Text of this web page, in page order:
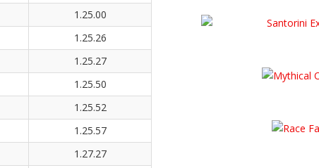
1.25.00
1.25.26
1.25.27
1.25.50
1.25.52
1.25.57
1.27.27